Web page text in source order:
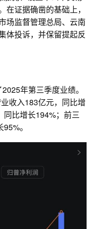
证据确凿的基础上，
场监督管理总局、云南
体投诉，并保留提起反
年第三季度业绩。
收入183亿元，同比增
比增长194%；前三
。